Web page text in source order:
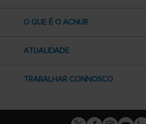
O QUE É O ACNUR
ATUALIDADE
TRABALHAR CONNOSCO